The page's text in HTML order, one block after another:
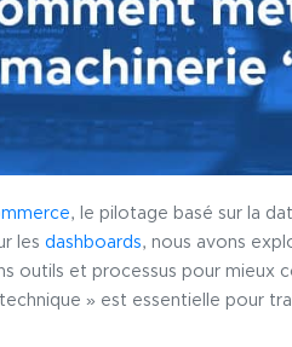
, le pilotage basé sur la
les dashboards, nous avons
outils et processus pour mieux
technique » est essentielle pour